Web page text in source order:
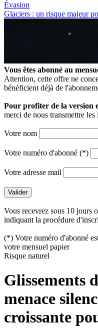
Évasion
Glaciers : un risque majeur
Vous êtes abonné au
Attention, cette offre ne
bénéficient déjà de
Pour profiter de la version
merci de nous transmettre
Votre nom
Votre numéro d'abonné (*)
Votre adresse mail
Vous recevrez sous 10 jours
indiquant la procédure
(*) Votre numéro d'abonné
votre mensuel papier
Risque naturel
Glissements
menace
croissante